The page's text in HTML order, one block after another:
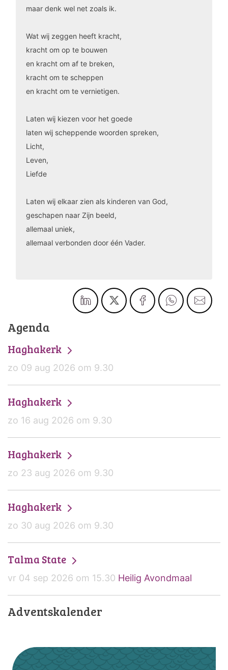
maar denk wel net zoals ik.
Wat wij zeggen heeft kracht,
kracht om op te bouwen
en kracht om af te breken,
kracht om te scheppen
en kracht om te vernietigen.
Laten wij kiezen voor het goede
laten wij scheppende woorden spreken,
Licht,
Leven,
Liefde
Laten wij elkaar zien als kinderen van God,
geschapen naar Zijn beeld,
allemaal uniek,
allemaal verbonden door één Vader.
Agenda
Haghakerk
zo 09 aug 2026 om 9.30
Haghakerk
zo 16 aug 2026 om 9.30
Haghakerk
zo 23 aug 2026 om 9.30
Haghakerk
zo 30 aug 2026 om 9.30
Talma State
vr 04 sep 2026 om 15.30 Heilig Avondmaal
Adventskalender